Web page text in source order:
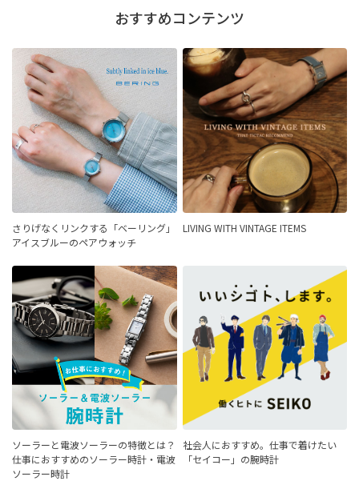
おすすめコンテンツ
さりげなくリンクする「ベーリング」
アイスブルーのペアウォッチ
LIVING WITH VINTAGE ITEMS
ソーラーと電波ソーラーの特徴とは？
仕事におすすめのソーラー時計・電波
ソーラー時計
社会人におすすめ。仕事で着けたい
「セイコー」の腕時計